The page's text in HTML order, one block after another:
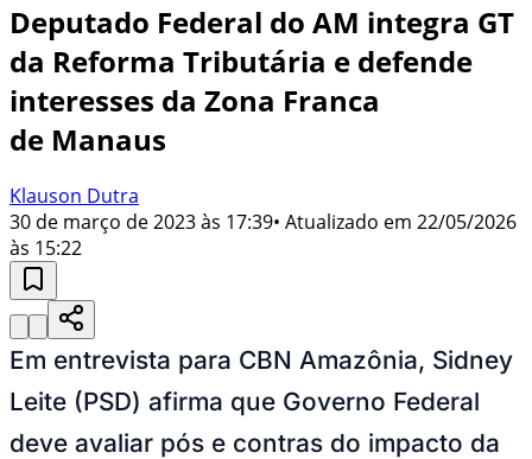
Deputado Federal do AM integra GT
da Reforma Tributária e defende
interesses da Zona Franca
de Manaus
Klauson Dutra
30 de março de 2023 às 17:39• Atualizado em 22/05/2026
às 15:22
Em entrevista para CBN Amazônia, Sidney
Leite (PSD) afirma que Governo Federal
deve avaliar pós e contras do impacto da